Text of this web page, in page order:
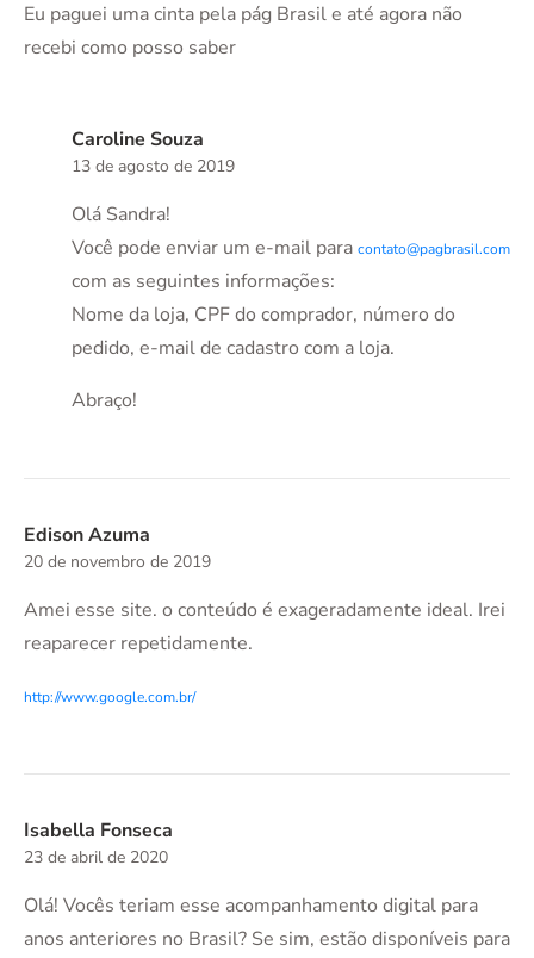
Eu paguei uma cinta pela pág Brasil e até agora não
recebi como posso saber
Caroline Souza
13 de agosto de 2019
Olá Sandra!
Você pode enviar um e-mail para contato@pagbrasil.com
com as seguintes informações:
Nome da loja, CPF do comprador, número do
pedido, e-mail de cadastro com a loja.
Abraço!
Edison Azuma
20 de novembro de 2019
Amei esse site. o conteúdo é exageradamente ideal. Irei
reaparecer repetidamente.
http://www.google.com.br/
Isabella Fonseca
23 de abril de 2020
Olá! Vocês teriam esse acompanhamento digital para
anos anteriores no Brasil? Se sim, estão disponíveis para